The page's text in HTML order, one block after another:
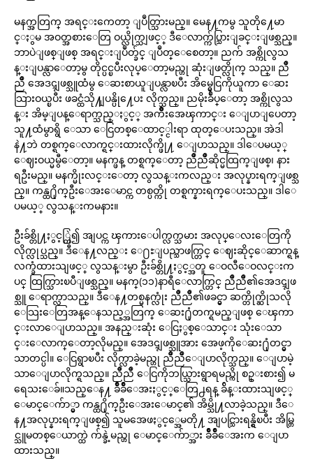
မနက္အတြက္ အရင္းကေတာ့ ျပဳတ္သြားမည္။ မေန႔ကမွ သူတို႔ေမာ
င္ႏွမ အဝတ္အစားေတြ ဝယ္လိုက္သျဖင့္ ဒီေလာက္က်ပ္သြားျခင္းျဖစ္သည္။
ဘာပဲျဖစ္ျဖစ္ အရင္းျပဳတ္ခ်င္ ျပဳတ္ေစေတာ့။ ညက် အစ္ကိုလွသ
န္းျပန္လာေတာ့မွ တိုင္ပင္ၿပီးလုပ္ေတာ့မည္ဟု ဆုံးျဖတ္လိုက္ သည္။ ညိဳ
ညိဳ အေဒၚျဖစ္သူထံမွ ေဆးစာယူျပန္လာၿပီး အိမ္မွေငြကိုယူကာ ေဆး
သြားဝယ္ၿပီး ဖခင္ထံသို႔ျပန္ပို႔ေပး လိုက္သည္။ ညမိုးခ်ဳပ္ေတာ့ အစ္ကိုလွသ
န္း အိမ္ျပန္ေရာက္သည္ႏွင့္ အက်ိဳးအေၾကာင္း ေျပာျပေတာ့
သူ႔ထံမွာရွိ ေသာ ေငြတစ္ေထာင့္ငါးရာ ထုတ္ေပးသည္။ အဲဒါ
နဲ႔ဘဲ တစ္ရက္ေလာက္ရင္းထားလိုက္ဖို႔ ေျပာသည္။ ဒါေပမယ့္
ေဈးဝယ္မမွီေတာ့။ မနက္ဖန္ တစ္ရက္ေတာ့ ညိဳညိဳဆိုင္မထြက္ျဖစ္၊ နား
ရဦးမည္။ မနက္မိုးလင္းေတာ့ လွသန္းကလည္း အလုပ္နားရက္ျဖစ္သ
ည္။ ကန္ထ႐ိုက္ဦးေအးေမာင္က တစ္ပတ္ကို တစ္ရက္နားရက္ေပးသည္။ ဒါေ
ပမယ့္ လွသန္းကမနား။
ဦးခ်စ္တို႔ႏွင့္တြဲ၍ အျပင္က ၾကားေပါက္လက္သမား အလုပ္ေလးေတြကို
လိုက္လုပ္သည္။ ဒီေန႔လည္း ေ႐ႊျပည္သာဖက္တြင္ ေဈးဆိုင္ေဆာက္ရန္
လက္ခံထားသျဖင့္ လွသန္းမွာ ဦးခ်စ္တို႔ႏွင့္အတူ ေဝလီေဝလင္းက
ပင္ ထြက္သြားၿပီျဖစ္သည္။ မနက္(၁၁)နာရီေလာက္တြင္ ညိဳညိဳ၏အေဒၚျဖ
စ္သူ ေရာက္လာသည္။ ဒီေန႔တစ္မနက္လုံး ညိဳညိဳ၏ဖခင္မွာ ဆက္တိုက္ဆိုသလို
ေသြးေတြအန္ေနသည့္အတြက္ ေဆး႐ုံတက္ရမည္ျဖစ္ ေၾကာ
င္းလာေျပာသည္။ အနည္းဆုံး ေငြႏွစ္ေသာင္း သုံးေသာ
င္းေလာက္ေတာ့လိုမည္။ အေဒၚျဖစ္သူအား အေဖ့ကိုေဆး႐ုံတင္မွာ
သာတင္ပါ။ ေငြရွာၿပီး လိုက္လာခဲ့မည္ဟု ညိဳညိဳေျပာလိုက္သည္။ ေျပာမဲ့
သာေျပာလိုက္ရသည္။ ညိဳညိဳ ေငြကိုဘယ္သြားရွာရမည္ကို စဥ္းစား၍ မ
ရေသးေခ်။သည္ေန႔ ခ်ိဳခ်ိဳေအးႏွင့္ေတြ႕ရန္ ခ်ိန္းထားသျဖင့္
ေမာင္ေက်ာ္မွာ ကန္ထ႐ိုက္ဦးေအးေမာင္၏ အိမ္သို႔လာခဲ့သည္။ ဒီေ
န႔အလုပ္နားရက္ျဖစ္၍ သူမအေဖႏွင့္အေမတို႔ အျပင္သြားရန္ရွိၿပီး အိမ္တြ
င္သူမတစ္ေယာက္ထဲ က်န္ခဲ့မည္ဟု ေမာင္ေက်ာ္အား ခ်ိဳခ်ိဳေအးက ေျပာ
ထားသည္။